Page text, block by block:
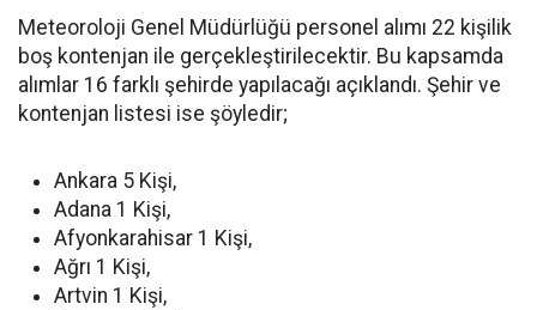
Meteoroloji Genel Müdürlüğü personel alımı 22 kişilik
boş kontenjan ile gerçekleştirilecektir. Bu kapsamda
alımlar 16 farklı şehirde yapılacağı açıklandı. Şehir ve
kontenjan listesi ise şöyledir;
Ankara 5 Kişi,
Adana 1 Kişi,
Afyonkarahisar 1 Kişi,
Ağrı 1 Kişi,
Artvin 1 Kişi,